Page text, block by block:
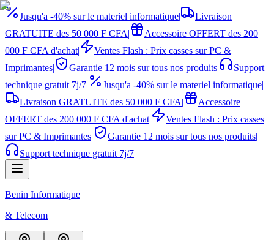
Jusqu'a -40% sur le materiel informatique|
Livraison
GRATUITE des 50 000 F CFA|
Accessoire OFFERT des 200
000 F CFA d'achat|
Ventes Flash : Prix casses sur PC &
Imprimantes| Garantie 12 mois sur tous nos produits|
Support
technique gratuit 7j/7| Jusqu'a -40% sur le materiel informatique|
Livraison GRATUITE des 50 000 F CFA|
Accessoire
OFFERT des 200 000 F CFA d'achat|
Ventes Flash : Prix casses
sur PC & Imprimantes| Garantie 12 mois sur tous nos produits|
Support technique gratuit 7j/7|
Benin Informatique
& Telecom